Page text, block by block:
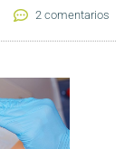
2 comentarios